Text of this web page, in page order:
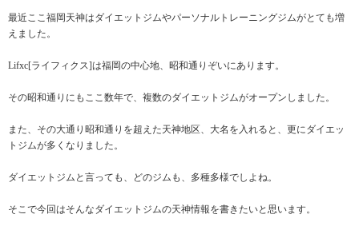
最近ここ福岡天神はダイエットジムやパーソナルトレーニングジムがとても増
えました。
Lifxc[ライフィクス]は福岡の中心地、昭和通りぞいにあります。
その昭和通りにもここ数年で、複数のダイエットジムがオープンしました。
また、その大通り昭和通りを超えた天神地区、大名を入れると、更にダイエッ
トジムが多くなりました。
ダイエットジムと言っても、どのジムも、多種多様でしよね。
そこで今回はそんなダイエットジムの天神情報を書きたいと思います。